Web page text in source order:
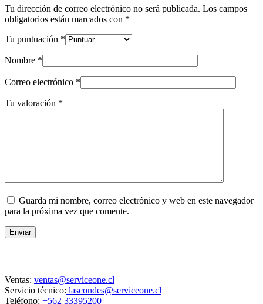
Tu dirección de correo electrónico no será publicada. Los campos
obligatorios están marcados con *
Tu puntuación *
Nombre *
Correo electrónico *
Tu valoración *
Guarda mi nombre, correo electrónico y web en este navegador
para la próxima vez que comente.
Enviar
Ventas: ventas@serviceone.cl
Servicio técnico: lascondes@serviceone.cl
Teléfono: +562 33395200